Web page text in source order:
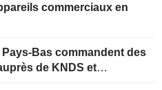
commerciaux en
Bas commandent des
de KNDS et